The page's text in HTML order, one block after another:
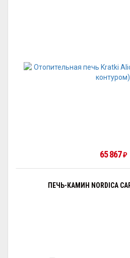
65 867₽
ПЕЧЬ-КАМИН NORDICA